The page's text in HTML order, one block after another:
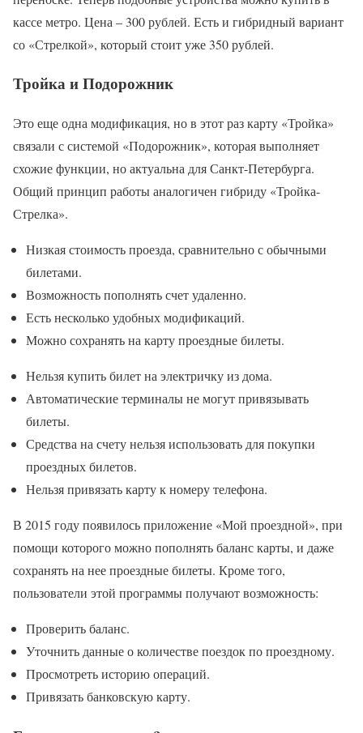
кассе метро. Цена – 300 рублей. Есть и гибридный вариант
со «Стрелкой», который стоит уже 350 рублей.
Тройка и Подорожник
Это еще одна модификация, но в этот раз карту «Тройка»
связали с системой «Подорожник», которая выполняет
схожие функции, но актуальна для Санкт-Петербурга.
Общий принцип работы аналогичен гибриду «Тройка-
Стрелка».
Низкая стоимость проезда, сравнительно с обычными
билетами.
Возможность пополнять счет удаленно.
Есть несколько удобных модификаций.
Можно сохранять на карту проездные билеты.
Нельзя купить билет на электричку из дома.
Автоматические терминалы не могут привязывать
билеты.
Средства на счету нельзя использовать для покупки
проездных билетов.
Нельзя привязать карту к номеру телефона.
В 2015 году появилось приложение «Мой проездной», при
помощи которого можно пополнять баланс карты, и даже
сохранять на нее проездные билеты. Кроме того,
пользователи этой программы получают возможность:
Проверить баланс.
Уточнить данные о количестве поездок по проездному.
Просмотреть историю операций.
Привязать банковскую карту.